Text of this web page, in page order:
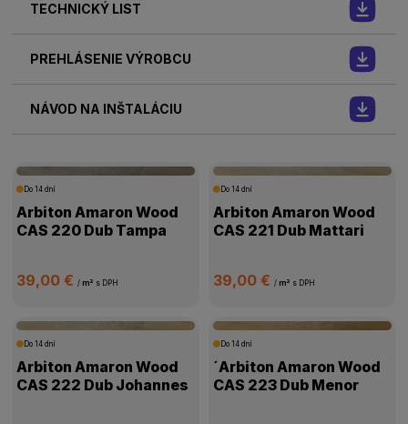
TECHNICKÝ LIST
PREHLÁSENIE VÝROBCU
NÁVOD NA INŠTALÁCIU
Do 14 dní
Arbiton Amaron Wood
CAS 220 Dub Tampa
39,00 €/ m² s DPH
Do 14 dní
Arbiton Amaron Wood
CAS 221 Dub Mattari
39,00 € / m² s DPH
Do 14 dní
Arbiton Amaron Wood
CAS 222 Dub Johannes
Do 14 dní
´Arbiton Amaron Wood
CAS 223 Dub Menor